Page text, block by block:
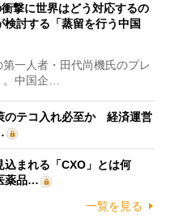
撃に世界はどう対応するの
討する「蒸留を行う中国
一人者・田代尚機氏のプレ
中国企…
のテコ入れ必至か 経済運営
込まれる「CXO」とは何
薬品…
一覧を見る